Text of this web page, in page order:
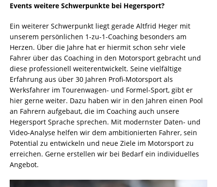
Events weitere Schwerpunkte bei Hegersport?
Ein weiterer Schwerpunkt liegt gerade Altfrid Heger mit
unserem persönlichen 1-zu-1-Coaching besonders am
Herzen. Über die Jahre hat er hiermit schon sehr viele
Fahrer über das Coaching in den Motorsport gebracht und
diese professionell weiterentwickelt. Seine vielfältige
Erfahrung aus über 30 Jahren Profi-Motorsport als
Werksfahrer im Tourenwagen- und Formel-Sport, gibt er
hier gerne weiter. Dazu haben wir in den Jahren einen Pool
an Fahrern aufgebaut, die im Coaching auch unsere
Hegersport Sprache sprechen. Mit modernster Daten- und
Video-Analyse helfen wir dem ambitionierten Fahrer, sein
Potential zu entwickeln und neue Ziele im Motorsport zu
erreichen. Gerne erstellen wir bei Bedarf ein individuelles
Angebot.